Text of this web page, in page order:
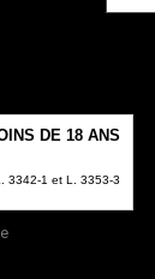
DE 18 ANS
3342-1 et L. 3353-3